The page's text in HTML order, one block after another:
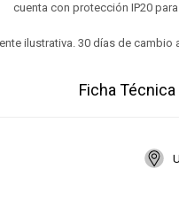
cuenta con protección IP20
ilustrativa. 30 días de cambio
Ficha Técnica